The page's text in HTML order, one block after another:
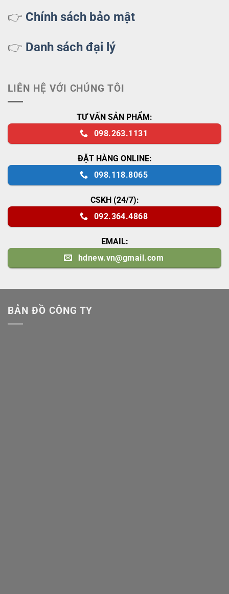
👉 Chính sách bảo mật
👉 Danh sách đại lý
LIÊN HỆ VỚI CHÚNG TÔI
TƯ VẤN SẢN PHẨM:
098.263.1131
ĐẶT HÀNG ONLINE:
098.118.8065
CSKH (24/7):
092.364.4868
EMAIL:
hdnew.vn@gmail.com
BẢN ĐỒ CÔNG TY